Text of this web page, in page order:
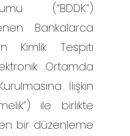
(“BDDK”)
Bankalarca
Kimlik Tespiti
Ortamda
İlişkin
ile birlikte
bir düzenleme